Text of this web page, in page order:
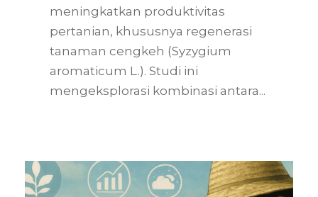
meningkatkan produktivitas
pertanian, khususnya regenerasi
tanaman cengkeh (Syzygium
aromaticum L.). Studi ini
mengeksplorasi kombinasi antara...